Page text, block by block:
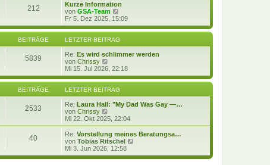
212
Kurze Information
von GSA-Team
e
u
e
s
t
e
B
e
i
t
r
a
Fr 5. Dez 2025, 15:09
BEITRÄGE LETZTER BEITRAG
5839 Re: Es wird schlimmer werden
von Chrissy
e
u
e
s
t
e
B
e
i
t
g
Mi 15. Jul 2026, 22:18
BEITRÄGE LETZTER BEITRAG
2533 Re: Laura Hall: "My Dad Was Gay —…
von Chrissy
e
u
e
s
r
Mi 22. Okt 2025, 22:04
40 Re: Vorstellung meines Beratungsa…
von Tobias Ritschel
u
Mi 3. Jun 2026, 12:58